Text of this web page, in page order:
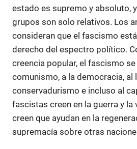
estado es supremo y absoluto,
grupos son solo relativos. Los
consideran que el fascismo
derecho del espectro político.
creencia popular, el fascismo
comunismo, a la democracia, al
conservadurismo e incluso al
fascistas creen en la guerra y la
creen que ayudan en la
supremacía sobre otras